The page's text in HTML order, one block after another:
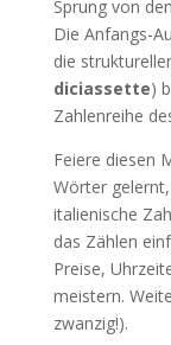
Sprung von
Die Anfangs-
die
diciassette)
Zahlenreihe
Feiere diesen
Wörter
italienische
das Zählen
Preise,
meistern.
zwanzig!).